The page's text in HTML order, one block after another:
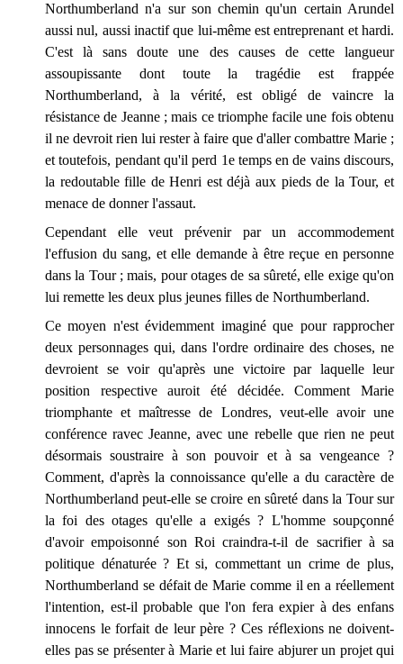
Northumberland n'a sur son chemin qu'un certain Arundel
aussi nul, aussi inactif que lui-même est entreprenant et hardi.
C'est là sans doute une des causes de cette langueur
assoupissante dont toute la tragédie est frappée
Northumberland, à la vérité, est obligé de vaincre la
résistance de Jeanne ; mais ce triomphe facile une fois obtenu
il ne devroit rien lui rester à faire que d'aller combattre Marie ;
et toutefois, pendant qu'il perd 1e temps en de vains discours,
la redoutable fille de Henri est déjà aux pieds de la Tour, et
menace de donner l'assaut.
Cependant elle veut prévenir par un accommodement
l'effusion du sang, et elle demande à être reçue en personne
dans la Tour ; mais, pour otages de sa sûreté, elle exige qu'on
lui remette les deux plus jeunes filles de Northumberland.
Ce moyen n'est évidemment imaginé que pour rapprocher
deux personnages qui, dans l'ordre ordinaire des choses, ne
devroient se voir qu'après une victoire par laquelle leur
position respective auroit été décidée. Comment Marie
triomphante et maîtresse de Londres, veut-elle avoir une
conférence ravec Jeanne, avec une rebelle que rien ne peut
désormais soustraire à son pouvoir et à sa vengeance ?
Comment, d'après la connoissance qu'elle a du caractère de
Northumberland peut-elle se croire en sûreté dans la Tour sur
la foi des otages qu'elle a exigés ? L'homme soupçonné
d'avoir empoisonné son Roi craindra-t-il de sacrifier à sa
politique dénaturée ? Et si, commettant un crime de plus,
Northumberland se défait de Marie comme il en a réellement
l'intention, est-il probable que l'on fera expier à des enfans
innocens le forfait de leur père ? Ces réflexions ne doivent-
elles pas se présenter à Marie et lui faire abjurer un projet qui